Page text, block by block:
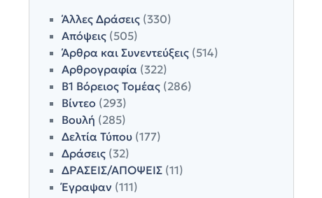
Άλλες Δράσεις(330)
Απόψεις(505)
Άρθρα και Συνεντεύξεις(514)
Αρθρογραφία(322)
Β1 Βόρειος Τομέας(286)
Βίντεο (293)
Βουλή (285)
Δελτία Τύπου(177)
Δράσεις(32)
ΔΡΑΣΕΙΣ/ΑΠΟΨΕΙΣ(11)
Έγραψαν (111)